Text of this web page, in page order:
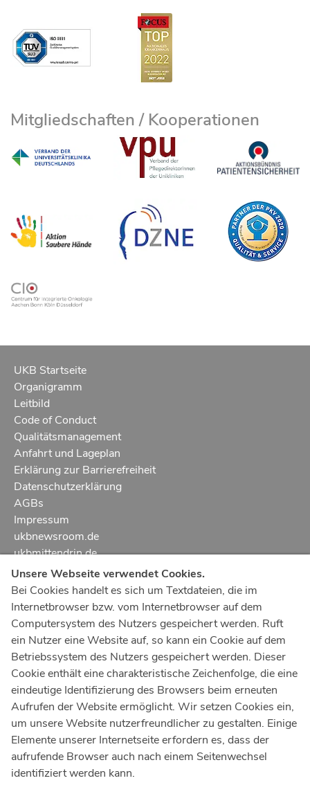
Mitgliedschaften / Kooperationen
UKB Startseite
Organigramm
Leitbild
Code of Conduct
Qualitätsmanagement
Anfahrt und Lageplan
Erklärung zur Barrierefreiheit
Datenschutzerklärung
AGBs
Impressum
ukbnewsroom.de
ukbmittendrin.de
Notruf112
Ärztlicher Notdienst116 117
Giftnotrufzentrale
Tel: +49 22819240
Notfallzentrum Bonn
Kindernotfallzentrum Bonn
UKB-Telefonzentrale
+49 228287 0
Spenden Sie online an das Universitätsklinikum Bonn
Unsere Webseite verwendet Cookies.
Bei Cookies handelt es sich um Textdateien, die im
Internetbrowser bzw. vom Internetbrowser auf dem
Computersystem des Nutzers gespeichert werden. Ruft
ein Nutzer eine Website auf, so kann ein Cookie auf dem
Betriebssystem des Nutzers gespeichert werden. Dieser
Cookie enthält eine charakteristische Zeichenfolge, die eine
eindeutige Identifizierung des Browsers beim erneuten
Aufrufen der Website ermöglicht. Wir setzen Cookies ein,
um unsere Website nutzerfreundlicher zu gestalten. Einige
Elemente unserer Internetseite erfordern es, dass der
aufrufende Browser auch nach einem Seitenwechsel
identifiziert werden kann.